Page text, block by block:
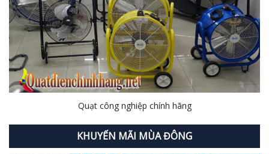
Quạt công nghiệp chính hãng
KHUYẾN MÃI MÙA ĐÔNG